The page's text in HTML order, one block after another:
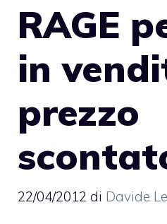
RAGE
in
prezzo
22/04/2012 di Davide